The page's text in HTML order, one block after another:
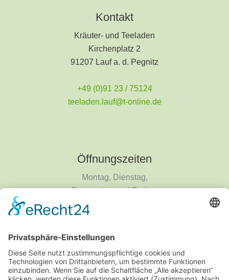
Kontakt
Kräuter- und Teeladen
Kirchenplatz 2
91207 Lauf a. d. Pegnitz
+49 (0)91 23 / 75124
teeladen.lauf@t-online.de
Öffnungszeiten
Montag, Dienstag,
Donnerstag und Freitag
9 - 14 Uhr